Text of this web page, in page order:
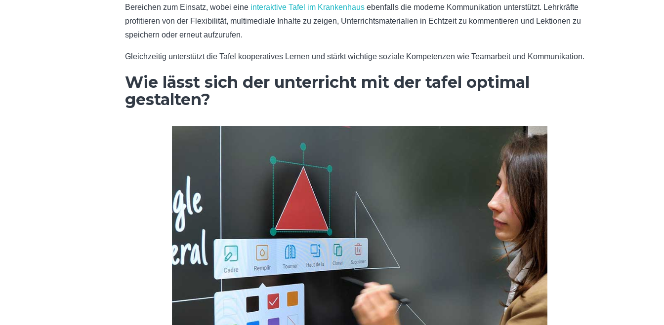
Bereichen zum Einsatz, wobei eine interaktive Tafel im Krankenhaus ebenfalls die moderne Kommunikation unterstützt. Lehrkräfte
profitieren von der Flexibilität, multimediale Inhalte zu zeigen, Unterrichtsmaterialien in Echtzeit zu kommentieren und Lektionen zu
speichern oder erneut aufzurufen.
Gleichzeitig unterstützt die Tafel kooperatives Lernen und stärkt wichtige soziale Kompetenzen wie Teamarbeit und Kommunikation.
Wie lässt sich der unterricht mit der tafel optimal
gestalten?